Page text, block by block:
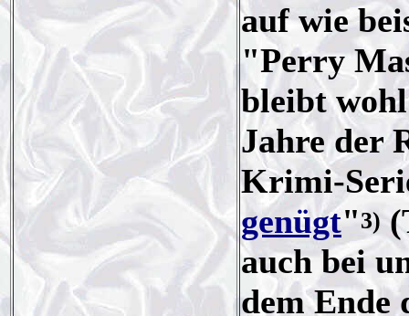
auf wie
"Perry
bleibt
Jahre der
Krimi-
genügt"3)
auch bei
dem Ende